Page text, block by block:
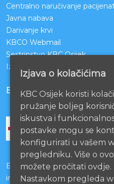
Centralno naručivanje
Javna nabava
Darivanje krvi
KBCO Webmail
Sestrinstvo KBC Osijek
Izjava o pristupačnosti mrežnih
BOLNICE PARTNERI
Bolnice s kojima je potpisan
integraciji
Izjava o kolačićima
KBC Osijek koristi
pružanje boljeg
iskustva i
postavke mogu se
konfigurirati u vašem
pregledniku. Više o
možete pročitati ovdje.
Nastavkom pregleda